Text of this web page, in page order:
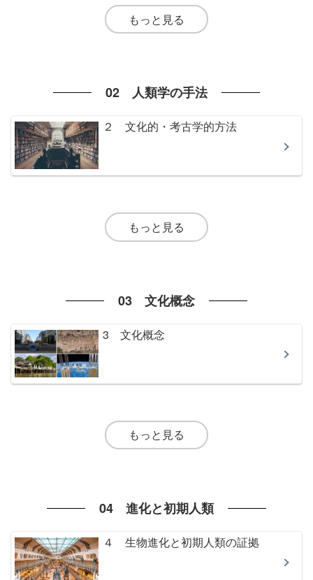
もっと見る
02 人類学の手法
２ 文化的・考古学的方法
もっと見る
03 文化概念
3 文化概念
もっと見る
04 進化と初期人類
４ 生物進化と初期人類の証拠